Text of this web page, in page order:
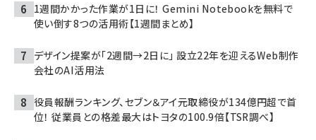
1週間かかった作業が1日に！ Gemini Notebookを無料で
使い倒す8つの活用術【1週間まとめ】
デザイン提案が「2週間→2日に」 設立22年を迎えるWeb制作
会社のAI活用法
役員報酬ランキング、セブン＆アイ元取締役が134億円超で首
位！ 従業員との格差最大はトヨタの100.9倍【TSR調べ】